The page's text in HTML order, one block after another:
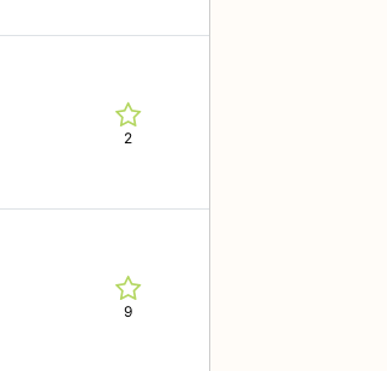
2
9